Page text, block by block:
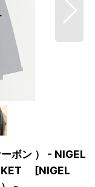
ボン ） - NIGEL
[NIGEL